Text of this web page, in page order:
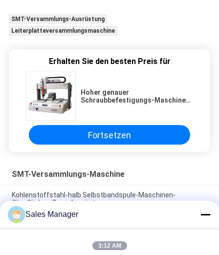
SMT-Versammlungs-Ausrüstung
Leiterplatteversammlungsmaschine
Erhalten Sie den besten Preis für
Hoher genauer
Schraubbefestigungs-Maschinen-
Fortsetzen
SMT-Versammlungs-Maschine
Kohlenstoffstahl-halb Selbstbandspule-Maschinen-
Oberflächen-Berg-Ausrüstung
Versammlungs-Maschinen-Oberflächenberg-bleifreies
Lötmittel 800W 1200W 2000W SMT
berg-Technologie-Maschinen-ionisierende Luftdüse 40psi
Sales Manager
3:12 AM